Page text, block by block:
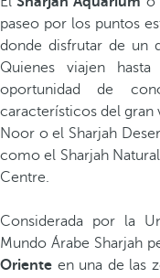
paseo por los puntos
donde disfrutar de un
Quienes viajen
oportunidad de
característicos del gran
Noor o el Sharjah
como el Sharjah
Centre.
Considerada por la
Mundo Árabe Sharjah
Oriente en una de las